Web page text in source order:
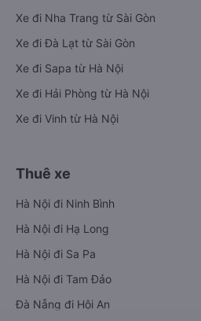
Xe đi Nha Trang từ Sài Gòn
Xe đi Đà Lạt từ Sài Gòn
Xe đi Sapa từ Hà Nội
Xe đi Hải Phòng từ Hà Nội
Xe đi Vinh từ Hà Nội
Thuê xe
Hà Nội đi Ninh Bình
Hà Nội đi Hạ Long
Hà Nội đi Sa Pa
Hà Nội đi Tam Đảo
Đà Nẵng đi Hội An